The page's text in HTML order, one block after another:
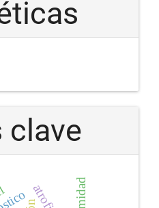
clave